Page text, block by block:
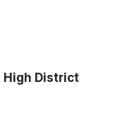
High District